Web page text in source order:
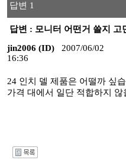
답변 1
답변 : 모니터 어떤거 쓸지 고
jin2006 (ID)
2007/06/02
16:36
24 인치 델 제품은 어떨까 싶
가격 대에서 일단 적합하지 않